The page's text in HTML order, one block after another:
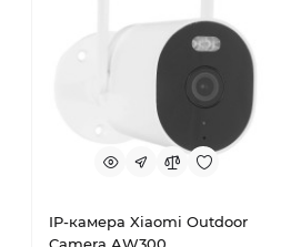
IP-камера Xiaomi Outdoor